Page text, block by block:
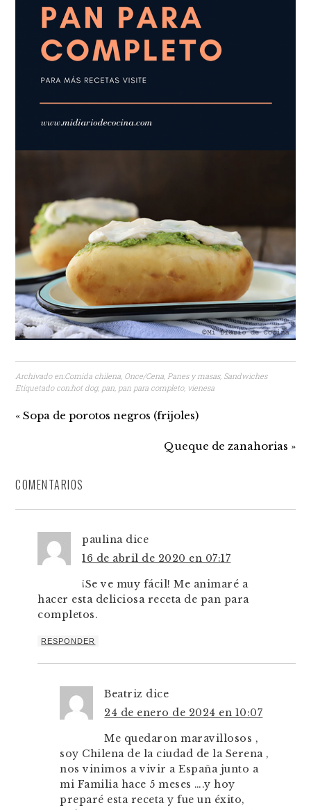
Archivado en:Comida chilena Once/Cena Panes y masas, Sandwiches
Etiquetado con:hot dog, pan pan para completo, vienesa
« Sopa de porotos negros (frijoles)
Queque de zanahorias »
COMENTARIOS
paulina dice
16 de abril de 2020 en 07:17
¡Se ve muy fácil! Me animaré a
hacer esta deliciosa receta de pan para
completos.
RESPONDER
Beatriz dice
24 de enero de 2024 en 10:07
Me quedaron maravillosos ,
soy Chilena de la ciudad de la Serena ,
nos vinimos a vivir a España junto a
mi Familia hace 5 meses ….y hoy
preparé esta receta y fue un éxito,